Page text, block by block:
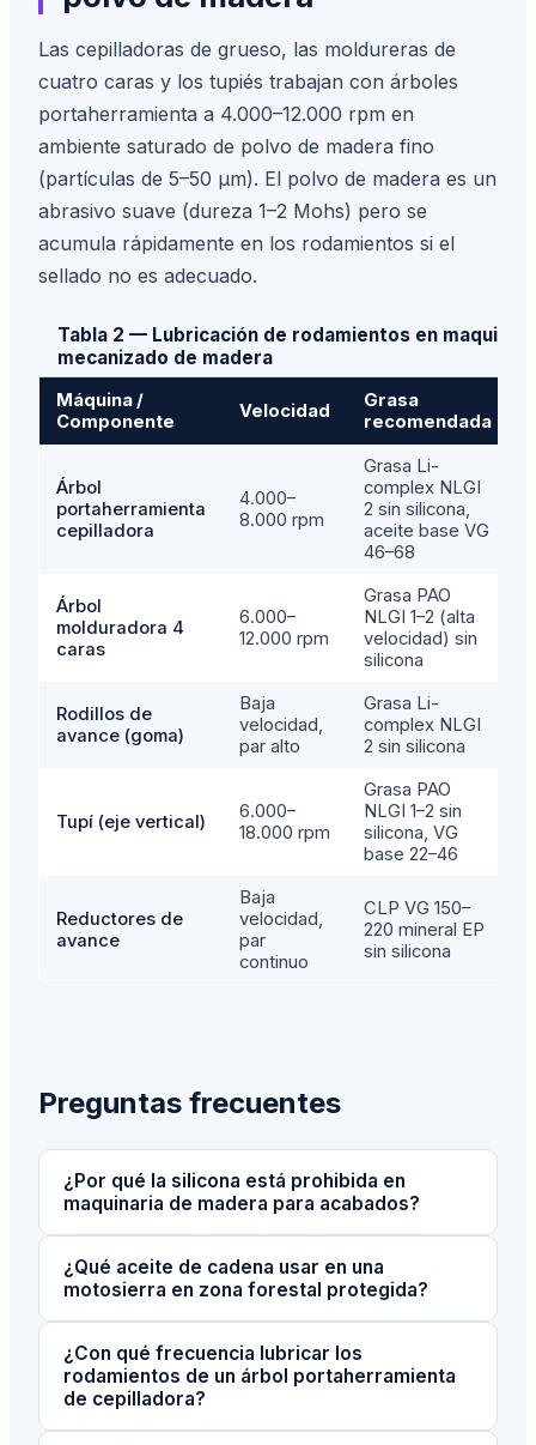
Las cepilladoras de grueso, las moldureras de
cuatro caras y los tupiés trabajan con árboles
portaherramienta a 4.000–12.000 rpm en
ambiente saturado de polvo de madera fino
(partículas de 5–50 µm). El polvo de madera es un
abrasivo suave (dureza 1–2 Mohs) pero se
acumula rápidamente en los rodamientos si el
sellado no es adecuado.
Tabla 2 — Lubricación de rodamientos en
mecanizado de madera
Máquina /
Componente
Velocidad
Grasa
recomendada
Árbol
portaherramienta
cepilladora
4.000–
8.000 rpm
Grasa Li-
complex NLGI
2 sin silicona,
aceite base VG
46–68
Árbol
molduradora 4
caras
6.000–
12.000 rpm
Grasa PAO
NLGI 1–2 (alta
velocidad) sin
silicona
Rodillos de
avance (goma)
Baja
velocidad,
par alto
Grasa Li-
complex NLGI
2 sin silicona
Tupí (eje vertical)
6.000–
18.000 rpm
Grasa PAO
NLGI 1–2 sin
silicona, VG
base 22–46
Reductores de
avance
Baja
velocidad,
par
continuo
CLP VG 150–
220 mineral EP
sin silicona
Preguntas frecuentes
¿Por qué la silicona está prohibida en
maquinaria de madera para acabados?
¿Qué aceite de cadena usar en una
motosierra en zona forestal protegida?
¿Con qué frecuencia lubricar los
rodamientos de un árbol portaherramienta
de cepilladora?